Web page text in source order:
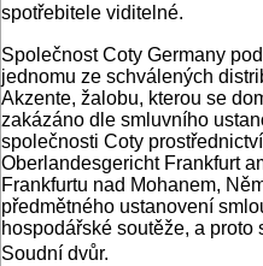
spotřebitele viditelné.
Společnost Coty Germany
jednomu ze schválených
Akzente, žalobu, kterou se
zakázáno dle smluvního
společnosti Coty
Oberlandesgericht Frankfurt
Frankfurtu nad Mohanem,
předmětného ustanovení
hospodářské soutěže, a proto
Soudní dvůr.